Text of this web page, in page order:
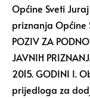
Općine Sveti
priznanja Općine
POZIV ZA
JAVNIH
2015. GODINI I.
prijedloga za